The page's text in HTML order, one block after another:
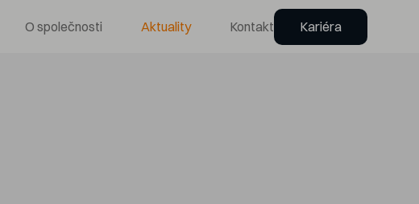
O společnosti Aktuality Kontakt Kariéra